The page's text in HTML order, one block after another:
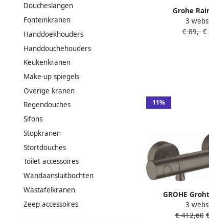
Doucheslangen
Fonteinkranen
Handdoekhouders
Handdouchehouders
Keukenkranen
Make-up spiegels
Overige kranen
Regendouches
Sifons
Stopkranen
Stortdouches
Toilet accessoires
Wandaansluitbochten
Wastafelkranen
Zeep accessoires
Grohe
verstelbaar
3
€ 89,-€
11%
GROHE
3
€ 412,60